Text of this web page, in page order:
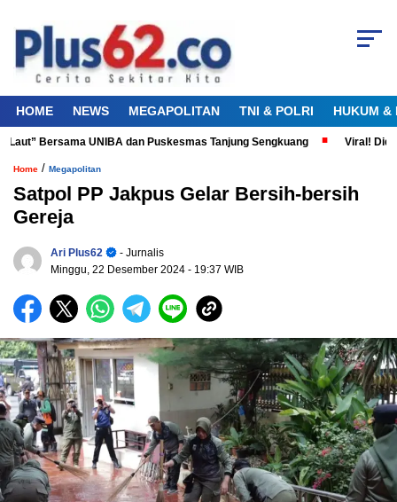
HOME NEWS MEGAPOLITAN TNI & POLRI HUKUM &
Bersama UNIBA dan Puskesmas Tanjung Sengkuang Viral!
Home / Megapolitan
Satpol PP Jakpus Gelar Bersih-bersih
Gereja
Ari Plus62
- Jurnalis
Minggu, 22 Desember 2024 - 19:37 WIB